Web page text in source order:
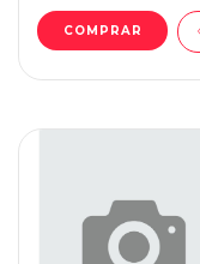
COMPRAR